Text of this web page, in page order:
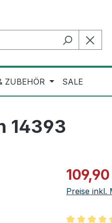
ZUBEHÖR SALE
14393
Preise inkl.